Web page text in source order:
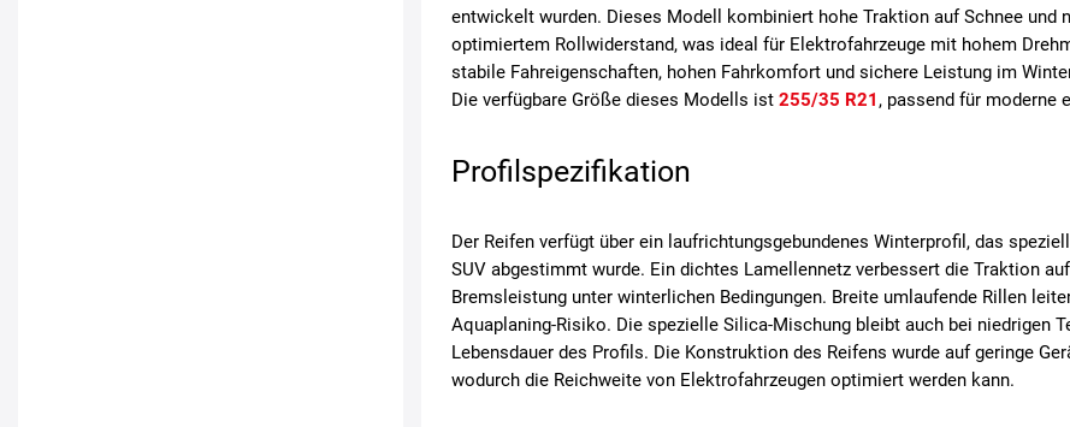
entwickelt wurden. Dieses Modell kombiniert hohe Traktion auf Schnee und
optimiertem Rollwiderstand, was ideal für Elektrofahrzeuge mit hohem
stabile Fahreigenschaften, hohen Fahrkomfort und sichere Leistung im
Die verfügbare Größe dieses Modells ist 255/35 R21 , passend für moderne
Profilspezifikation
Der Reifen verfügt über ein laufrichtungsgebundenes Winterprofil, das
SUV abgestimmt wurde. Ein dichtes Lamellennetz verbessert die Traktion
Bremsleistung unter winterlichen Bedingungen. Breite umlaufende Rillen
Aquaplaning-Risiko. Die spezielle Silica-Mischung bleibt auch bei niedrigen
Lebensdauer des Profils. Die Konstruktion des Reifens wurde auf geringe
wodurch die Reichweite von Elektrofahrzeugen optimiert werden kann.